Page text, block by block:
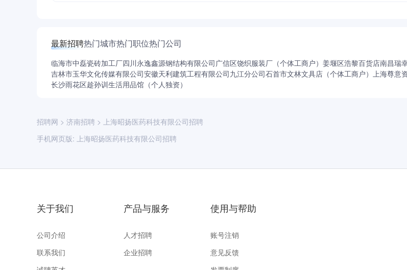
最新招聘热门城市热门职位热门公司
临海市中磊瓷砖加工厂四川永逸鑫源钢结构有限公司广信区饶织服装厂（个体工商户） 姜堰区浩黎百货店南昌瑞
吉林市玉华文化传媒有限公司安徽天利建筑工程有限公司九江分公司石首市文林文具店（个体工商户） 上海尊意
长沙雨花区趁孙训生活用品馆（个人独资）
招聘网 > 济南招聘 > 上海昭扬医药科技有限公司招聘
手机网页版: 上海昭扬医药科技有限公司招聘
关于我们
公司介绍
联系我们
产品与服务
人才招聘
企业招聘
使用与帮助
账号注销
意见反馈